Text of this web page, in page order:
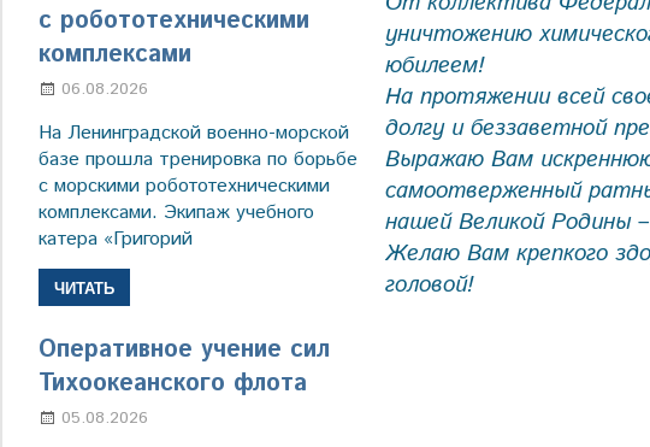
уничтожению
юбилеем!
На протяжении всей
долгу и беззаветной
Выражаю Вам
самоотверженный
нашей Великой Родины
Желаю Вам крепкого
головой!
с робототехническими
комплексами
06.08.2026
На Ленинградской военно-морской
базе прошла тренировка по борьбе
с морскими робототехническими
комплексами. Экипаж учебного
катера «Григорий
ЧИТАТЬ
Оперативное учение сил
Тихоокеанского флота
05.08.2026